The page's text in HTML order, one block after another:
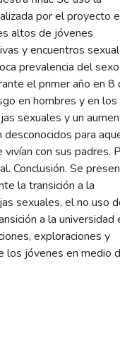
por el proyecto
altos de jóvenes
y encuentros
prevalencia del
el primer año en 8
en hombres y en los
sexuales y un
para
con sus padres.
Conclusión. Se
la transición a la
sexuales, el no uso
a la universidad
exploraciones y
los jóvenes en medio